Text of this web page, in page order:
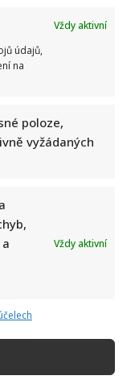
Vždy aktivní
údajů,
na
poloze,
vyžádaných
Vždy aktivní